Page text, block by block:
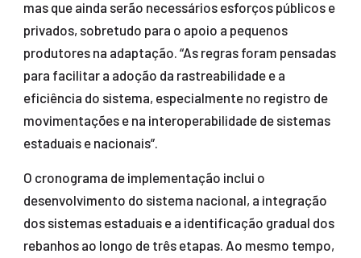
mas que ainda serão necessários esforços públicos e
privados, sobretudo para o apoio a pequenos
produtores na adaptação. “As regras foram pensadas
para facilitar a adoção da rastreabilidade e a
eficiência do sistema, especialmente no registro de
movimentações e na interoperabilidade de sistemas
estaduais e nacionais”.
O cronograma de implementação inclui o
desenvolvimento do sistema nacional, a integração
dos sistemas estaduais e a identificação gradual dos
rebanhos ao longo de três etapas. Ao mesmo tempo,